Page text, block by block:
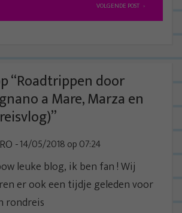
VOLGENDE POST
“Roadtrippen door
a Mare, Marza en
”
14/05/2018 op 07:24
leuke blog, ik ben fan ! Wij
er ook een tijdje geleden voor
rondreis